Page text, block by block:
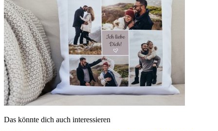
Das könnte dich auch interessieren